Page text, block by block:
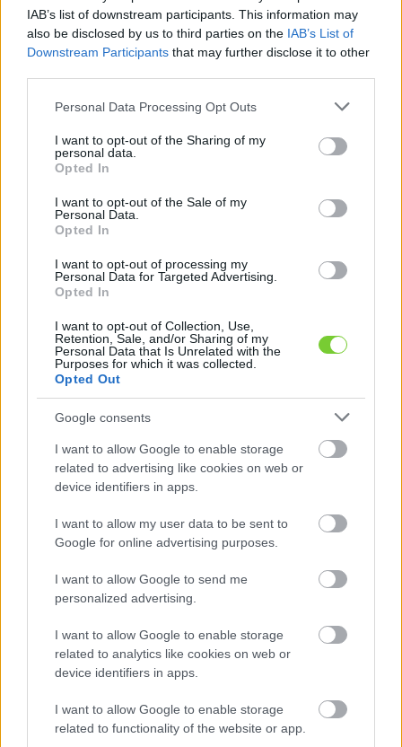
IAB’s list of downstream participants. This information may
also be disclosed by us to third parties on the IAB’s List of
Downstream Participants that may further disclose it to other
Please note that this website/app uses one or more Google
not limited to your visit or usage behaviour. You may click to
grant or deny consent to Google and its third-party tags to
use your data for below specified purposes in below Google
consent section.
Personal Data Processing Opt Outs
I want to opt-out of the Sharing of my
personal data.
Opted In
I want to opt-out of the Sale of my
Personal Data.
Opted In
I want to opt-out of processing my
Personal Data for Targeted Advertising.
Opted In
I want to opt-out of Collection, Use,
Retention, Sale, and/or Sharing of my
Personal Data that Is Unrelated with the
Purposes for which it was collected.
Opted Out
Google consents
I want to allow Google to enable storage
related to advertising like cookies on web or
device identifiers in apps.
I want to allow my user data to be sent to
Google for online advertising purposes.
I want to allow Google to send me
personalized advertising.
I want to allow Google to enable storage
related to analytics like cookies on web or
device identifiers in apps.
I want to allow Google to enable storage
related to functionality of the website or app.
Felhasználónév
Jelszó
Elfelejtette jelszavát?
Bejelentkezés
faiskola.hu
Kertészeti, kerti termékek és szolgáltatások térképes
KERTÉSZ ÉS KERTÉSZET REGISZTRÁCIÓ
Áfonya Kert